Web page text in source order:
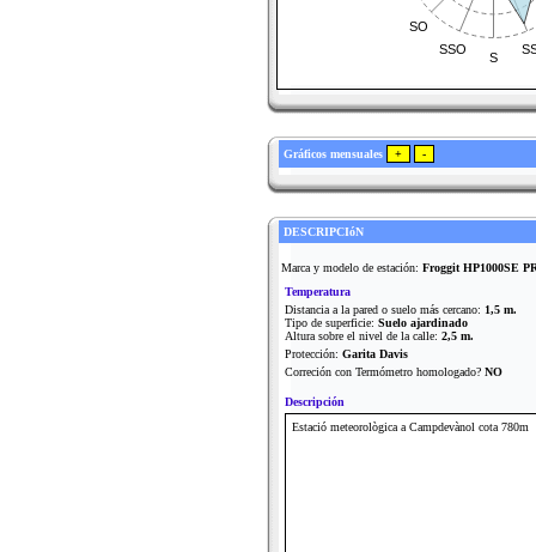
S
SSO
SO
Gráficos mensuales
DESCRIPCIóN
Marca y modelo de estación: Froggit HP1000SE
Temperatura
Distancia a la pared o suelo más cercano: 1,5 m.
Tipo de superficie: Suelo ajardinado
Altura sobre el nivel de la calle: 2,5 m.
Protección: Garita Davis
Correción con Termómetro homologado? NO
Descripción
Estació meteorològica a Campdevànol cota 780m